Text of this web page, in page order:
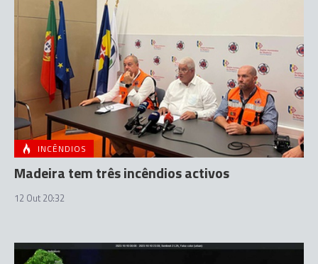
INCÊNDIOS
Madeira tem três incêndios activos
12 Out 20:32